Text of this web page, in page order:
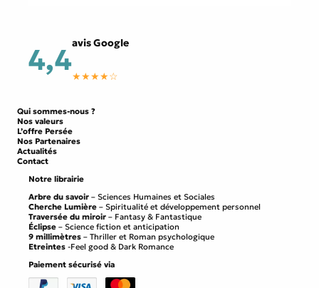
4,4avis Google
★★★★☆
Qui sommes-nous ?
Nos valeurs
L’offre Persée
Nos Partenaires
Actualités
Contact
Notre librairie
Arbre du savoir – Sciences Humaines et Sociales
Cherche Lumière – Spiritualité et développement personnel
Traversée du miroir – Fantasy & Fantastique
Éclipse – Science fiction et anticipation
9 millimètres – Thriller et Roman psychologique
Etreintes -Feel good & Dark Romance
Paiement sécurisé via